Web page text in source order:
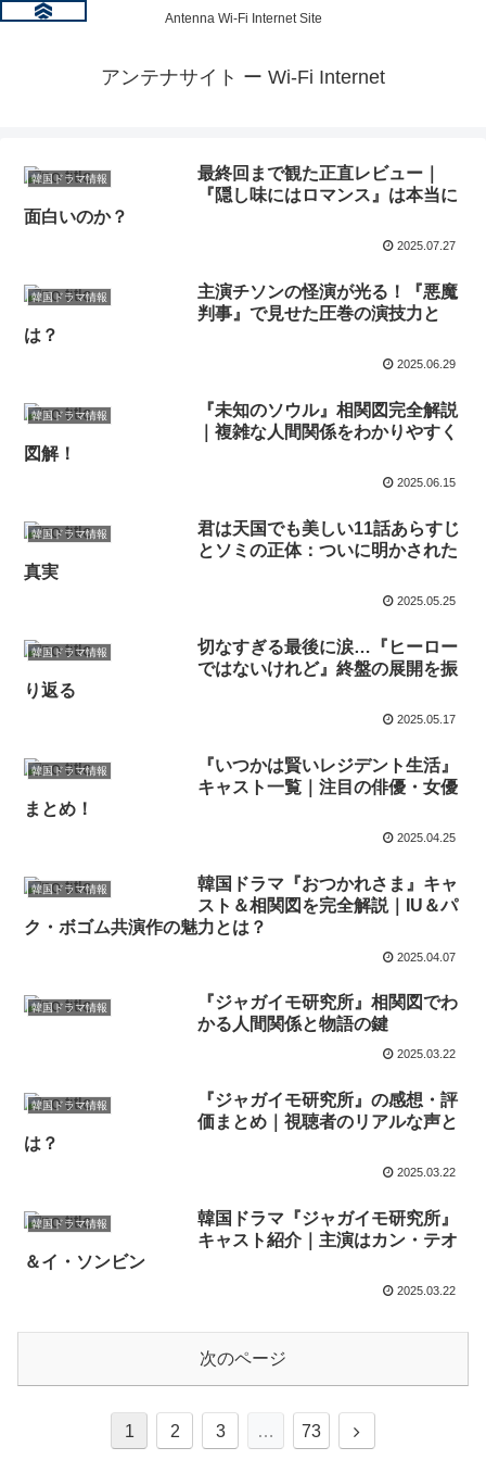
Antenna Wi-Fi Internet Site
アンテナサイト ー Wi-Fi Internet
韓国ドラマ情報
最終回まで観た正直レビュー｜
『隠し味にはロマンス』は本当に
面白いのか？
2025.07.27
韓国ドラマ情報
主演チソンの怪演が光る！『悪魔
判事』で見せた圧巻の演技力と
は？
2025.06.29
韓国ドラマ情報
『未知のソウル』相関図完全解説
｜複雑な人間関係をわかりやすく
図解！
2025.06.15
韓国ドラマ情報
君は天国でも美しい11話あらすじ
とソミの正体：ついに明かされた
真実
2025.05.25
韓国ドラマ情報
切なすぎる最後に涙…『ヒーロー
ではないけれど』終盤の展開を振
り返る
2025.05.17
韓国ドラマ情報
『いつかは賢いレジデント生活』
キャスト一覧｜注目の俳優・女優
まとめ！
2025.04.25
韓国ドラマ情報
韓国ドラマ『おつかれさま』キャ
スト＆相関図を完全解説｜IU＆パ
ク・ボゴム共演作の魅力とは？
2025.04.07
韓国ドラマ情報
『ジャガイモ研究所』相関図でわ
かる人間関係と物語の鍵
2025.03.22
韓国ドラマ情報
『ジャガイモ研究所』の感想・評
価まとめ｜視聴者のリアルな声と
は？
2025.03.22
韓国ドラマ情報
韓国ドラマ『ジャガイモ研究所』
キャスト紹介｜主演はカン・テオ
＆イ・ソンビン
2025.03.22
次のページ
1 2 3 … 73